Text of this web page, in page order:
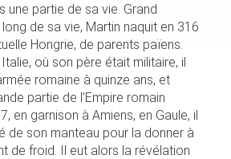
une partie de sa vie. Grand
de sa vie, Martin naquit en 316
Hongrie, de parents païens.
où son père était militaire, il
romaine à quinze ans, et
partie de l’Empire romain
en garnison à Amiens, en Gaule, il
de son manteau pour la donner à
de froid. Il eut alors la révélation